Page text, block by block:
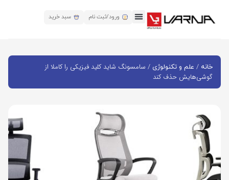
ورود/ثبت نام سبد خرید
خانه / علم و تکنولوژی / سامسونگ شاید کلید فیزیکی را کاملا از
گوشی‌هایش حذف کند